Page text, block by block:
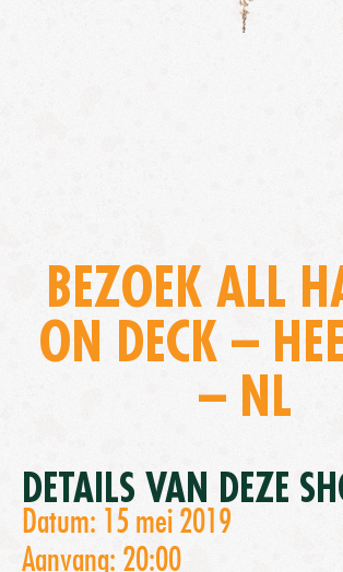
BEZOEK ALL
ON DECK –
– NL
DETAILS VAN DEZE
Datum: 15 mei 2019
Aanvang: 20:00